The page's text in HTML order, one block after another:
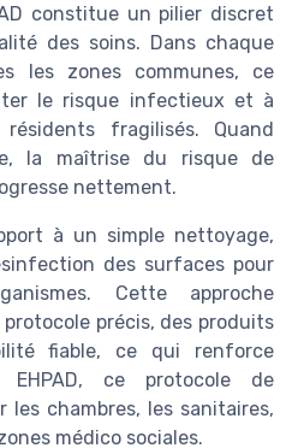
constitue un pilier discret
des soins. Dans chaque
les zones communes, ce
le risque infectieux et à
fragilisés. Quand
la maîtrise du risque de
nettement.
à un simple nettoyage,
des surfaces pour
Cette approche
précis, des produits
fiable, ce qui renforce
EHPAD, ce protocole de
chambres, les sanitaires,
médico sociales.